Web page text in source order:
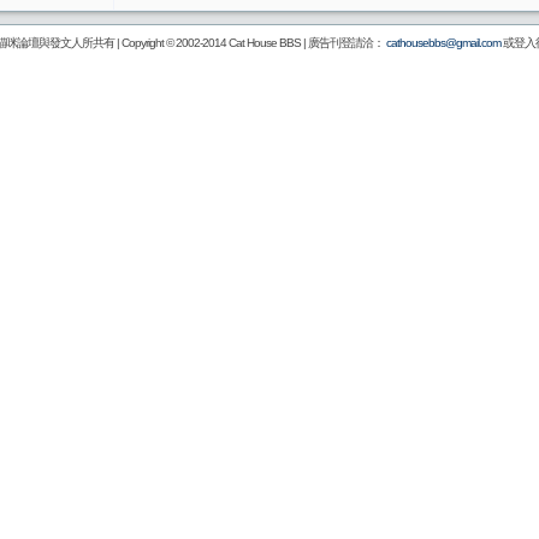
咪論壇與發文人所共有 | Copyright © 2002-2014Cat House BBS| 廣告刊登請洽： cathousebbs@gmail.com或登入